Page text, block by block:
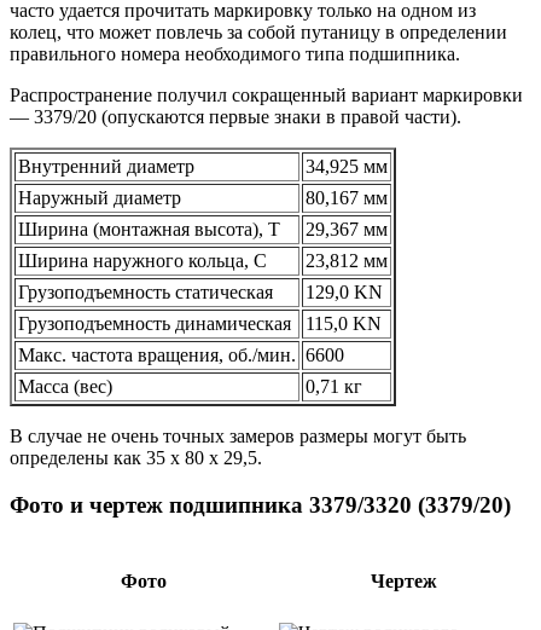
часто удается прочитать маркировку только на одном из
колец, что может повлечь за собой путаницу в определении
правильного номера необходимого типа подшипника.
Распространение получил сокращенный вариант маркировки
— 3379/20 (опускаются первые знаки в правой части).
Внутренний диаметр
34,925 мм
Наружный диаметр
80,167 мм
Ширина (монтажная высота), T
29,367 мм
Ширина наружного кольца, С
23,812 мм
Грузоподъемность статическая
129,0 KN
Грузоподъемность динамическая
115,0 KN
Макс. частота вращения, об./мин. 6600
Масса (вес)
0,71 кг
В случае не очень точных замеров размеры могут быть
определены как 35 х 80 х 29,5.
Фото и чертеж подшипника 3379/3320 (3379/20)
Фото Чертеж